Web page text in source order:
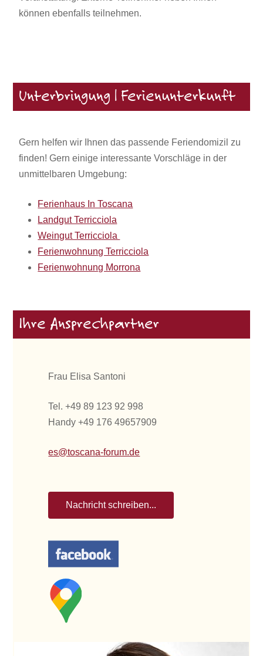
können ebenfalls teilnehmen.
Unterbringung | Ferienunterkunft
Gern helfen wir Ihnen das passende Feriendomizil zu
finden! Gern einige interessante Vorschläge in der
unmittelbaren Umgebung:
Ferienhaus In Toscana
Landgut Terricciola
Weingut Terricciola
Ferienwohnung Terricciola
Ferienwohnung Morrona
Ihre Ansprechpartner
Frau Elisa Santoni
Tel. +49 89 123 92 998
Handy +49 176 49657909
es@toscana-forum.de
Nachricht schreiben...